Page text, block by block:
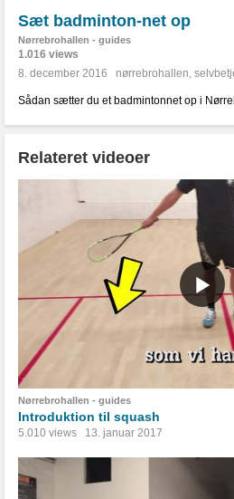
Sæt badminton-net op
Nørrebrohallen - guides
1.016 views
8. december 2016
nørrebrohallen,
Sådan sætter du et badmintonnet op i
Relateret videoer
Nørrebrohallen - guides
Introduktion til squash
5.010 views 13. januar 2017